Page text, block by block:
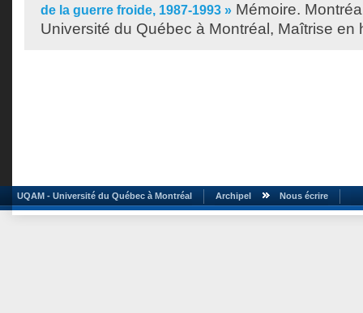
de la guerre froide, 1987-1993 » Mémoire.
Université du Québec à Montréal, Maîtrise en
UQAM - Université du Québec à Montréal Archipel Nous écrire